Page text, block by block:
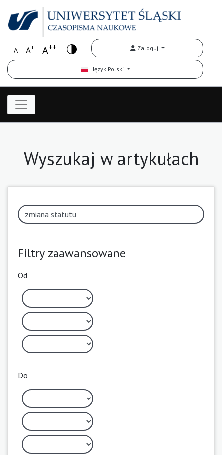
A A+ A++ Zaloguj
Język Polski
Wyszukaj w artykułach
Filtry zaawansowane
Od
Do